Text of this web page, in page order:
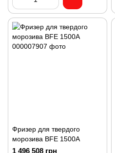
Фризер для твердого
морозива BFE 1500A
1 496 508 грн